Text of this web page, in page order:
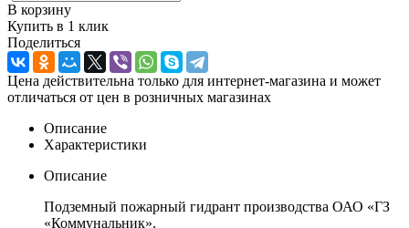
В корзину
Купить в 1 клик
Поделиться
Цена действительна только для интернет-магазина и может
отличаться от цен в розничных магазинах
Описание
Характеристики
Описание
Подземный пожарный гидрант производства ОАО «ГЗ
«Коммунальник».